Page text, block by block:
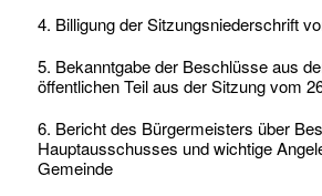
4. Billigung der Sitzungsniederschrift
5. Bekanntgabe der Beschlüsse aus
öffentlichen Teil aus der Sitzung vom
6. Bericht des Bürgermeisters über
Hauptausschusses und wichtige
Gemeinde